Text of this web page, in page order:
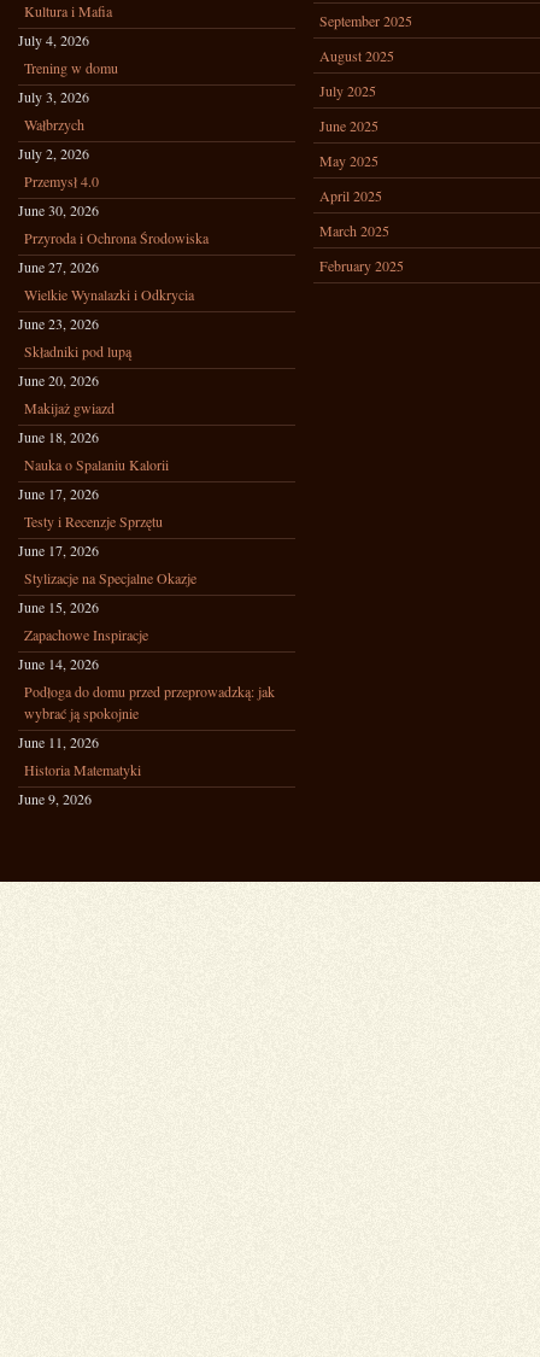
Kultura i Mafia
July 4, 2026
Trening w domu
July 3, 2026
Wałbrzych
July 2, 2026
Przemysł 4.0
June 30, 2026
Przyroda i Ochrona Środowiska
June 27, 2026
Wielkie Wynalazki i Odkrycia
June 23, 2026
Składniki pod lupą
June 20, 2026
Makijaż gwiazd
June 18, 2026
Nauka o Spalaniu Kalorii
June 17, 2026
Testy i Recenzje Sprzętu
June 17, 2026
Stylizacje na Specjalne Okazje
June 15, 2026
Zapachowe Inspiracje
June 14, 2026
Podłoga do domu przed przeprowadzką: jak
wybrać ją spokojnie
June 11, 2026
Historia Matematyki
June 9, 2026
September 2025
August 2025
July 2025
June 2025
May 2025
April 2025
March 2025
February 2025